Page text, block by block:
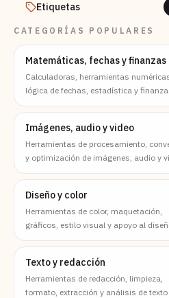
Etiquetas
CATEGORÍAS POPULARES
Matemáticas, fechas y finanzas
Calculadoras, herramientas
lógica de fechas, estadística y
Imágenes, audio y video
Herramientas de procesamiento,
y optimización de imágenes, audio y
Diseño y color
Herramientas de color, maquetación,
gráficos, estilo visual y apoyo al
Texto y redacción
Herramientas de redacción, limpieza,
formato, extracción y análisis de texto